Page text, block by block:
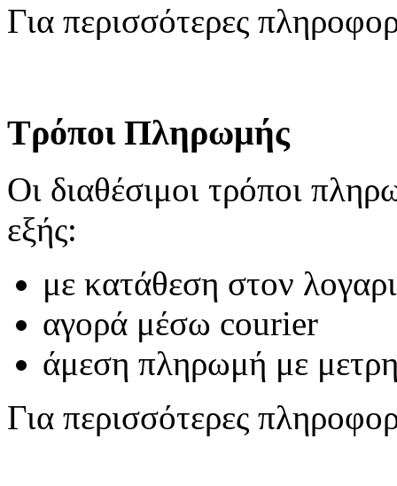
Για περισσότερες
Τρόποι Πληρωμής
Οι διαθέσιμοι τρόποι
εξής:
με κατάθεση στον
αγορά μέσω courier
άμεση πληρωμή με
Για περισσότερες